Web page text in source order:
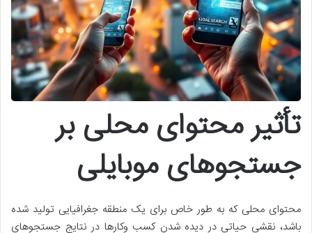
تأثیر محتوای محلی بر
جستجوهای موبایلی
محتوای محلی که به طور خاص برای یک منطقه جغرافیایی تولید شده
باشد، نقشی حیاتی در دیده شدن کسب وکارها در نتایج جستجوهای